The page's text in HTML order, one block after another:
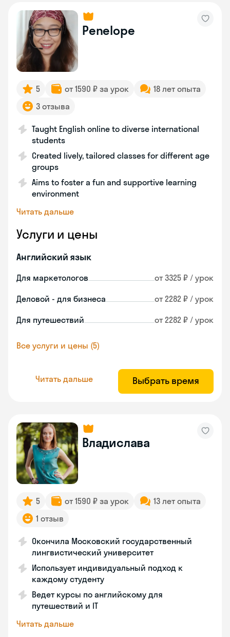
Penelope
5 от 1590 ₽ за урок
18 лет опыта
3 отзыва
Taught English online to diverse international
students
Created lively, tailored classes for different age
groups
Aims to foster a fun and supportive learning
environment
Читать дальше
Услуги и цены
Английский язык
Для маркетологов от 3325 ₽ / урок
Деловой - для бизнеса от 2282 ₽ / урок
Для путешествий от 2282 ₽ / урок
Все услуги и цены (5)
Читать дальше Выбрать время
Владислава
5 от 1590 ₽ за урок
13 лет опыта
1 отзыв
Окончила Московский государственный
лингвистический университет
Использует индивидуальный подход к
каждому студенту
Ведет курсы по английскому для
путешествий и IT
Читать дальше